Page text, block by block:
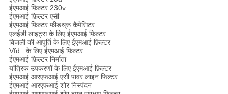
ईएमआई फ़िल्टर 230v
ईएमआई फ़िल्टर एसी
ईएमआई फ़िल्टर फीडथ्रू कैपेसिटर
एलईडी लाइट्स के लिए ईएमआई फ़िल्टर
बिजली की आपूर्ति के लिए ईएमआई फ़िल्टर
Vfd . के लिए ईएमआई फ़िल्टर
ईएमआई फ़िल्टर निर्माता
यांत्रिक उपकरणों के लिए ईएमआई फ़िल्टर
ईएमआई आरएफआई एसी पावर लाइन फिल्टर
ईएमआई आरएफआई शोर निस्पंदन